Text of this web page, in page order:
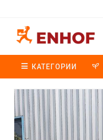
КАТЕГОРИИ